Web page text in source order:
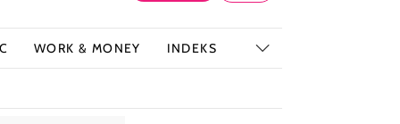
WORK & MONEY INDEKS